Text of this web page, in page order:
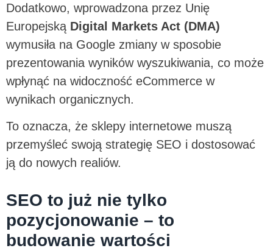
Dodatkowo, wprowadzona przez Unię
Europejską Digital Markets Act (DMA)
wymusiła na Google zmiany w sposobie
prezentowania wyników wyszukiwania, co może
wpłynąć na widoczność eCommerce w
wynikach organicznych.
To oznacza, że sklepy internetowe muszą
przemyśleć swoją strategię SEO i dostosować
ją do nowych realiów.
SEO to już nie tylko
pozycjonowanie – to
budowanie wartości